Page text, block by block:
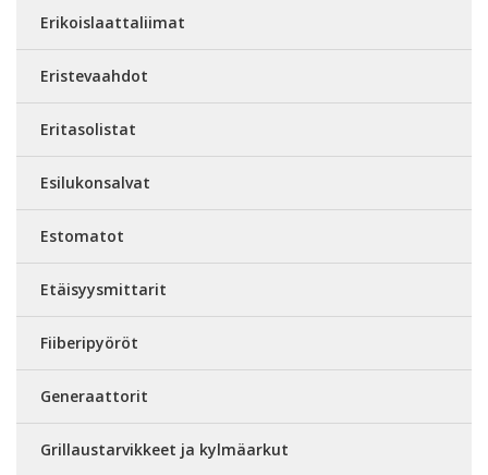
Erikoislaattaliimat
Eristevaahdot
Eritasolistat
Esilukonsalvat
Estomatot
Etäisyysmittarit
Fiiberipyöröt
Generaattorit
Grillaustarvikkeet ja kylmäarkut